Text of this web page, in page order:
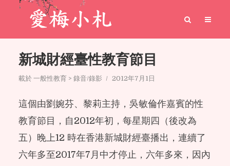
新城財經臺性教育節目
載於 一般性教育 > 錄音/錄影 2012年7月1日
這個由劉婉芬、黎莉主持，吳敏倫作嘉賓的性
教育節目，自2012年初，每星期四（後改為
五）晚上12 時在香港新城財經臺播出，連續了
六年多至2017年7月中才停止，六年多來，因內